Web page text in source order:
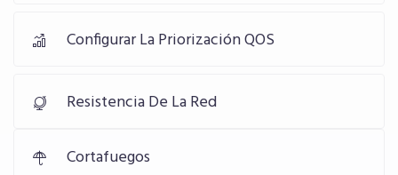
Configurar La Priorización QOS
Resistencia De La Red
Cortafuegos